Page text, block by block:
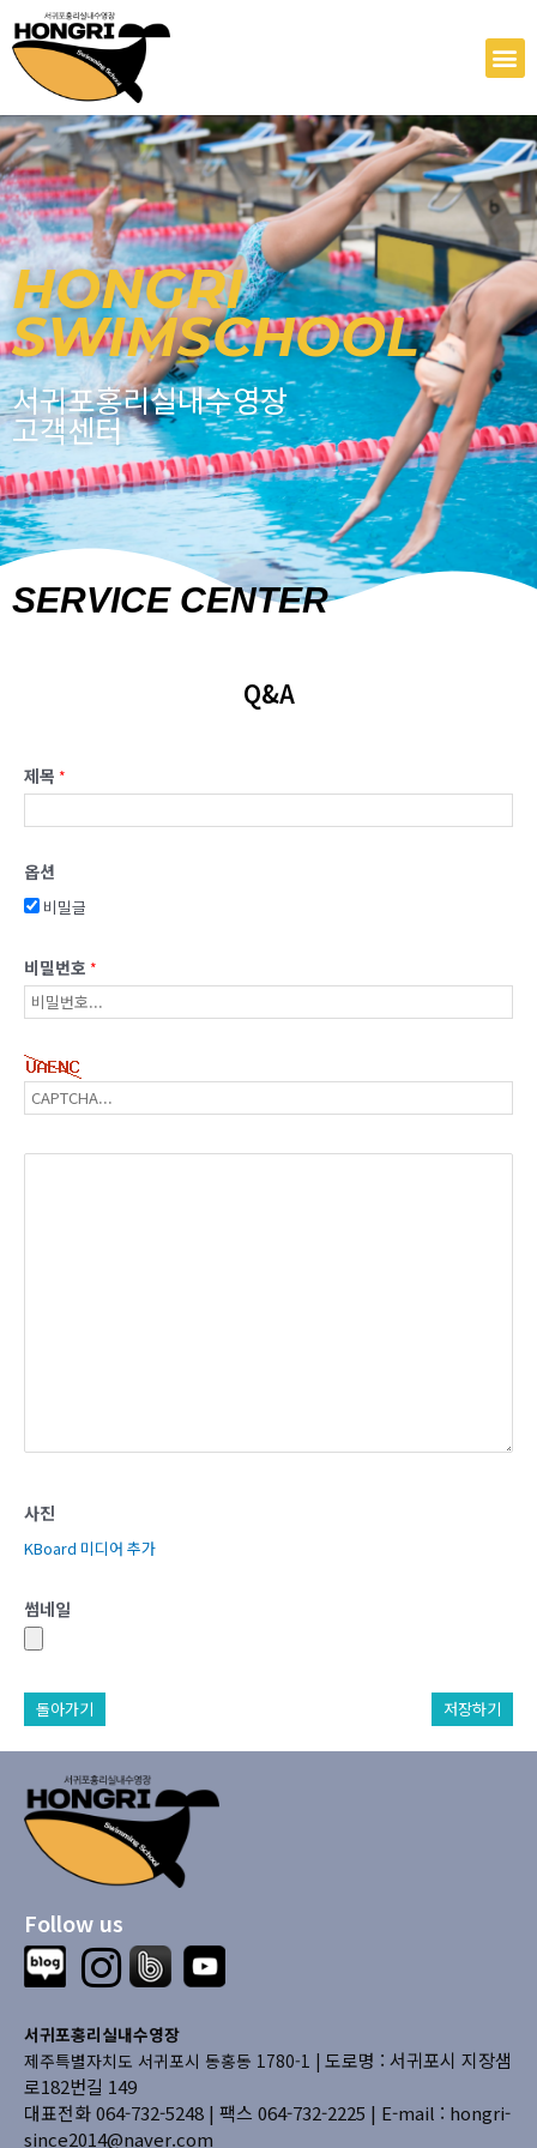
텐
건
너
뛰
기
HONGRI
SWIMSCHOOL
서귀포홍리실내수영장
고객센터
SERVICE CENTER
Q&A
제목 *
옵션
비밀글
비밀번호 *
사진
KBoard 미디어 추가
썸네일
돌아가기 저장하기
Follow us
서귀포홍리실내수영장
제주특별자치도 서귀포시 동홍동 1780-1 | 도로명 : 서귀포시 지장샘
로182번길 149
대표전화 064-732-5248 | 팩스 064-732-2225 | E-mail : hongri-
since2014@naver.com